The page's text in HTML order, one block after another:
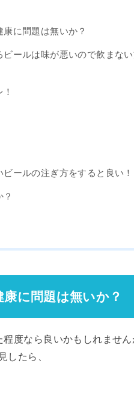
に問題は無いか？
ールは味が悪いので飲まな
ールの注ぎ方をすると良い！
に問題は無いか？
度なら良いかもしれません
したら、